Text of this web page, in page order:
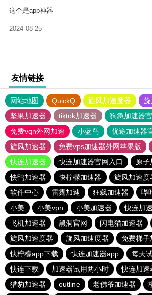
这个是app神器
2024-08-25
友情链接
网站地图 QuickQ 旋风加速度器
坚果加速器
tiktok加速器
狗急加速器
免费vqn外网加速
小蓝鸟 优途加速器
旋风加速器
免费vps加速器外网苹果版
快连加速器
快连加速器官网入口
原子
快鸭加速器
快柠檬加速器 旋风加速度
软件中心
雷霆加速 狂飙加速器 哔
小美
小美vpn 小美加速器
快连加
飞机加速器
黑洞官网 闪电猫加速器
旋风加速度器
旋风加速度器
免费梯子
快柠檬app下载
快连加速器app
每天
快连下载
加速器试用两小时
快连加速
猎豹加速器
outline 老佛爷加速器